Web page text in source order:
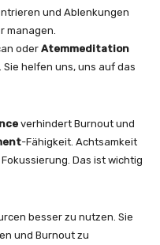
und Ablenkungen
managen.
oder Atemmeditation
helfen uns, uns auf das
verhindert Burnout und
-Fähigkeit. Achtsamkeit
Das ist wichtig
besser zu nutzen. Sie
und Burnout zu